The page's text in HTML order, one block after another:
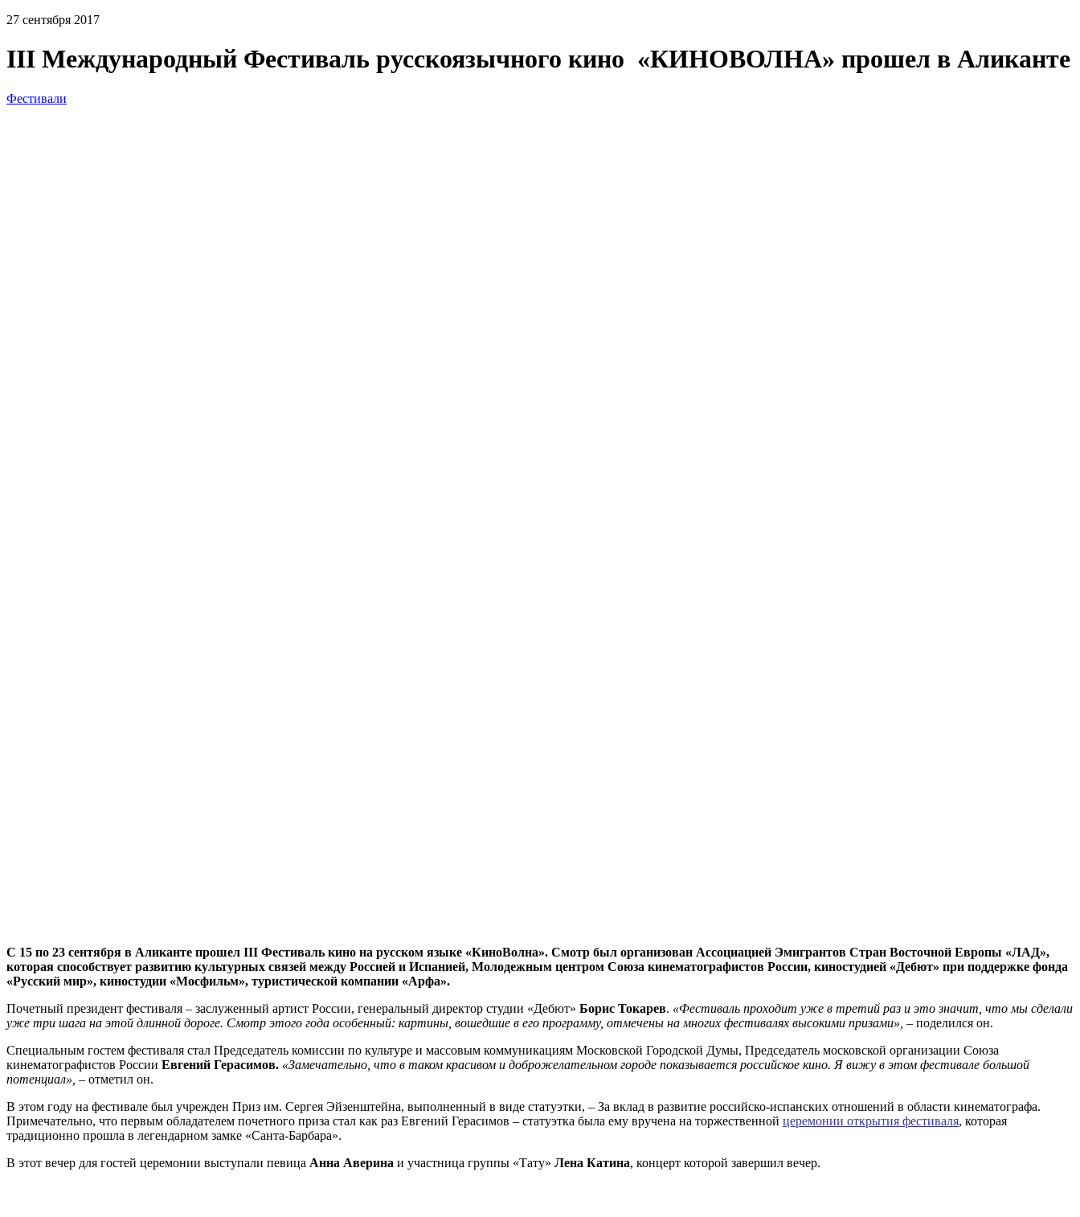
27 сентября 2017
III Международный Фестиваль русскоязычного кино «КИНОВОЛНА» прошел в Аликанте
Фестивали
С 15 по 23 сентября в Аликанте прошел III Фестиваль кино на русском языке «КиноВолна». Смотр был организован Ассоциацией Эмигрантов Стран Восточной Европы «ЛАД»,
которая способствует развитию культурных связей между Россией и Испанией, Молодежным центром Союза кинематографистов России, киностудией «Дебют» при поддержке фонда
«Русский мир», киностудии «Мосфильм», туристической компании «Арфа».
Почетный президент фестиваля – заслуженный артист России, генеральный директор студии «Дебют» Борис Токарев. «Фестиваль проходит уже в третий раз и это значит, что мы сделали
уже три шага на этой длинной дороге. Смотр этого года особенный: картины, вошедшие в его программу, отмечены на многих фестивалях высокими призами», – поделился он.
Специальным гостем фестиваля стал Председатель комиссии по культуре и массовым коммуникациям Московской Городской Думы, Председатель московской организации Союза
кинематографистов России Евгений Герасимов. «Замечательно, что в таком красивом и доброжелательном городе показывается российское кино. Я вижу в этом фестивале большой
потенциал», – отметил он.
В этом году на фестивале был учрежден Приз им. Сергея Эйзенштейна, выполненный в виде статуэтки, – За вклад в развитие российско-испанских отношений в области кинематографа.
Примечательно, что первым обладателем почетного приза стал как раз Евгений Герасимов – статуэтка была ему вручена на торжественной церемонии открытия фестиваля, которая
традиционно прошла в легендарном замке «Санта-Барбара».
В этот вечер для гостей церемонии выступали певица Анна Аверина и участница группы «Тату» Лена Катина, концерт которой завершил вечер.